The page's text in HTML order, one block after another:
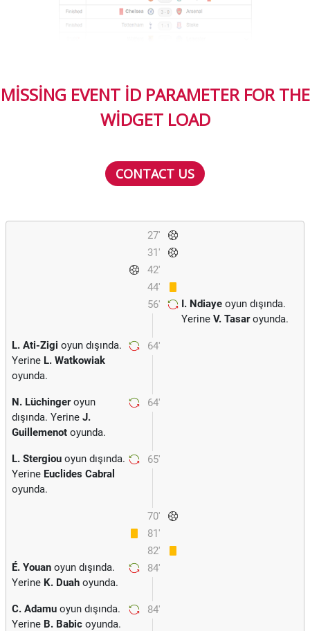
MISSING EVENT ID PARAMETER FOR THE
WIDGET LOAD
CONTACT US
27'
31'
42'
44'
56'
I. Ndiaye oyun dışında.
Yerine V. Tasaroyunda.
64'
L. Ati-Zigi oyun dışında.
Yerine L. Watkowiak
oyunda.
64'
N. Lüchingeroyun
dışında. Yerine J.
Guillemenot oyunda.
65'
L. Stergiou oyun dışında.
Yerine Euclides Cabral
oyunda.
70'
81'
82'
84'
É. Youan oyun dışında.
Yerine K. Duah oyunda.
84'
C. Adamu oyun dışında.
Yerine B. Babic oyunda.